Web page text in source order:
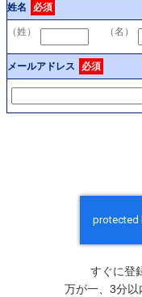
姓名 必須
（姓） （名）
メールアドレス 必須
すぐに登
万が一、3分以